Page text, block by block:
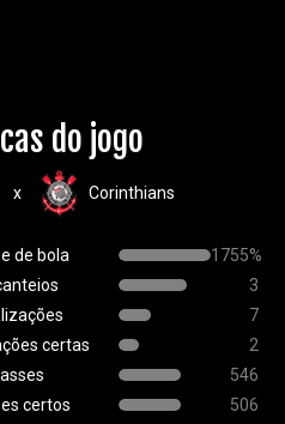
do jogo
x Corinthians
de bola
certas
certos
1755%
3
7
2
546
506